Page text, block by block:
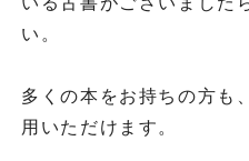
い。
多くの本をお持ちの方も
用いただけます。